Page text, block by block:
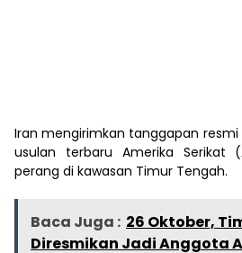
Iran mengirimkan tanggapan resmi
usulan terbaru Amerika Serikat
perang di kawasan Timur Tengah.
Baca Juga : 26 Oktober,
Diresmikan Jadi Anggota